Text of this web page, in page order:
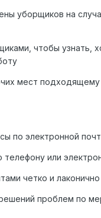
уборщиков на
чтобы узнать,
мест
по электронной
телефону или
четко и лаконично
проблем по